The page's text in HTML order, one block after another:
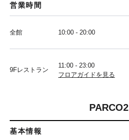
営業時間
全館 10:00 - 20:00
9Fレストラン
11:00 - 23:00
フロアガイドを見る
PARCO2
基本情報